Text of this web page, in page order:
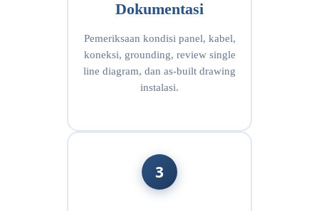
Dokumentasi
Pemeriksaan kondisi panel, kabel,
koneksi, grounding, review single
line diagram, dan as-built drawing
instalasi.
3